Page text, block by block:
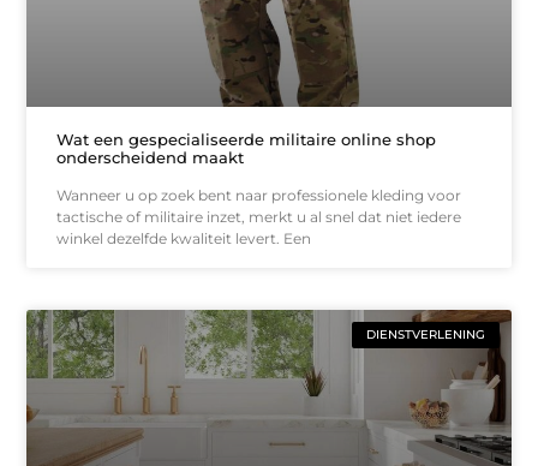
Wat een gespecialiseerde militaire online shop
onderscheidend maakt
Wanneer u op zoek bent naar professionele kleding voor
tactische of militaire inzet, merkt u al snel dat niet iedere
winkel dezelfde kwaliteit levert. Een
DIENSTVERLENING